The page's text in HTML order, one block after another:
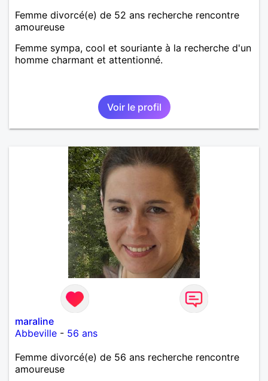
Femme divorcé(e) de 52 ans recherche rencontre
amoureuse
Femme sympa, cool et souriante à la recherche d'un
homme charmant et attentionné.
Voir le profil
maraline
Abbeville - 56 ans
Femme divorcé(e) de 56 ans recherche rencontre
amoureuse